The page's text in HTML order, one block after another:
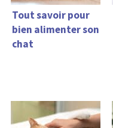
Tout savoir pour
bien alimenter son
chat